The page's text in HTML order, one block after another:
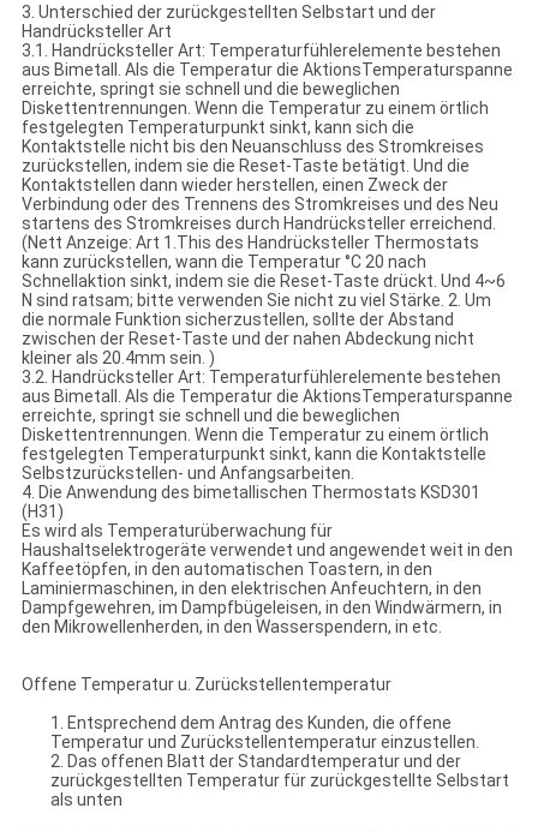
3. Unterschied der zurückgestellten Selbstart und der
Handrücksteller Art
3.1. Handrücksteller Art: Temperaturfühlerelemente bestehen
aus Bimetall. Als die Temperatur die AktionsTemperaturspanne
erreichte, springt sie schnell und die beweglichen
Diskettentrennungen. Wenn die Temperatur zu einem örtlich
festgelegten Temperaturpunkt sinkt, kann sich die
Kontaktstelle nicht bis den Neuanschluss des Stromkreises
zurückstellen, indem sie die Reset-Taste betätigt. Und die
Kontaktstellen dann wieder herstellen, einen Zweck der
Verbindung oder des Trennens des Stromkreises und des Neu
startens des Stromkreises durch Handrücksteller erreichend.
(Nett Anzeige: Art 1.This des Handrücksteller Thermostats
kann zurückstellen, wann die Temperatur °C 20 nach
Schnellaktion sinkt, indem sie die Reset-Taste drückt. Und 4~6
N sind ratsam; bitte verwenden Sie nicht zu viel Stärke. 2. Um
die normale Funktion sicherzustellen, sollte der Abstand
zwischen der Reset-Taste und der nahen Abdeckung nicht
kleiner als 20.4mm sein. )
3.2. Handrücksteller Art: Temperaturfühlerelemente bestehen
aus Bimetall. Als die Temperatur die AktionsTemperaturspanne
erreichte, springt sie schnell und die beweglichen
Diskettentrennungen. Wenn die Temperatur zu einem örtlich
festgelegten Temperaturpunkt sinkt, kann die Kontaktstelle
Selbstzurückstellen- und Anfangsarbeiten.
4. Die Anwendung des bimetallischen Thermostats KSD301
(H31)
Es wird als Temperaturüberwachung für
Haushaltselektrogeräte verwendet und angewendet weit in den
Kaffeetöpfen, in den automatischen Toastern, in den
Laminiermaschinen, in den elektrischen Anfeuchtern, in den
Dampfgewehren, im Dampfbügeleisen, in den Windwärmern, in
den Mikrowellenherden, in den Wasserspendern, in etc.
Offene Temperatur u. Zurückstellentemperatur
1. Entsprechend dem Antrag des Kunden, die offene
Temperatur und Zurückstellentemperatur einzustellen.
2. Das offenen Blatt der Standardtemperatur und der
zurückgestellten Temperatur für zurückgestellte Selbstart
als unten